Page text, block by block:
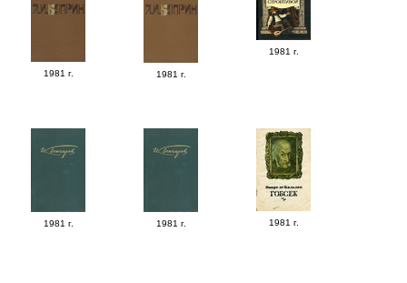
1981 г. 1981 г.
1981 г.
1981 г. 1981 г. 1981 г.